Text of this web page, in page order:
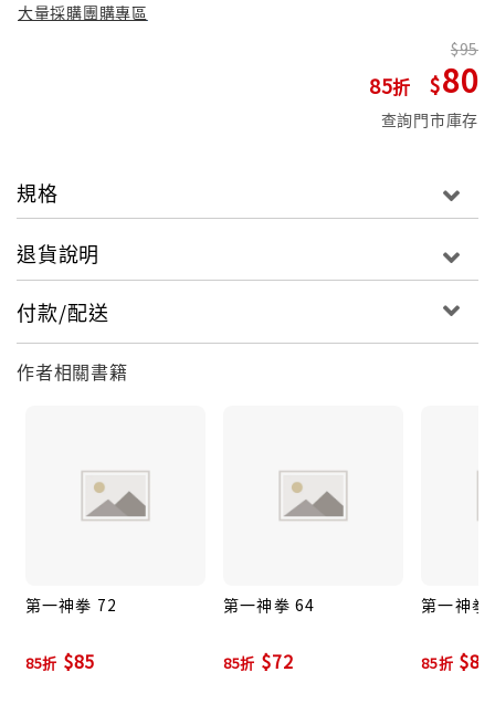
大量採購團購專區
85
95
80
查詢門市庫存
規格
退貨說明
付款/配送
作者相關書籍
第一神拳 72
85折 $85
第一神拳 64
85折 $72
第一神拳
85折 $85